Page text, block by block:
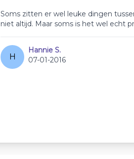
Soms zitten er wel leuke dingen
niet altijd. Maar soms is het wel echt
H
Hannie S.
07-01-2016